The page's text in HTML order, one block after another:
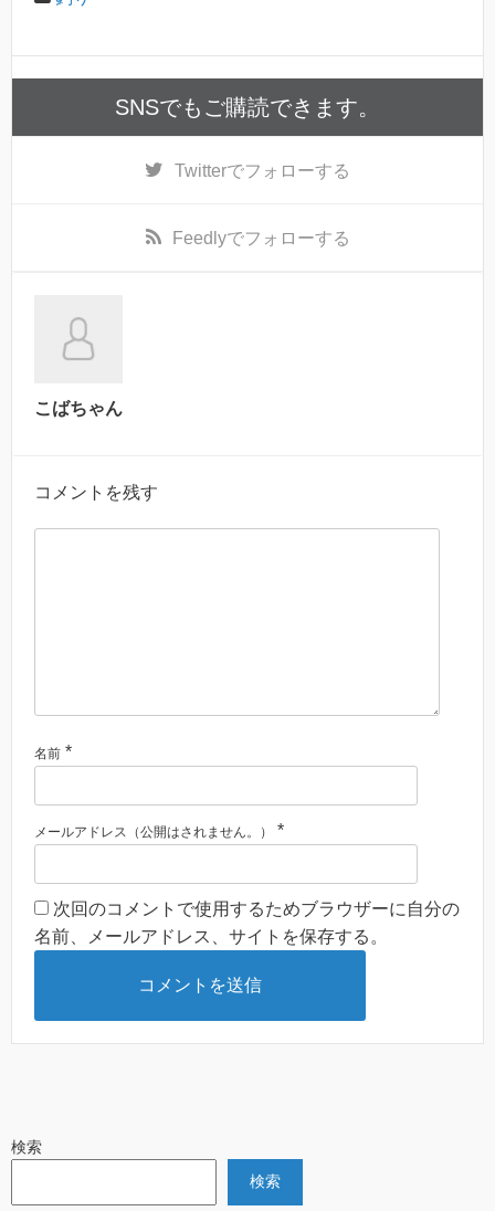
SNSでもご購読できます。
Twitterでフォローする
Feedlyでフォローする
こばちゃん
コメントを残す
名前 *
メールアドレス（公開はされません。） *
次回のコメントで使用するためブラウザーに自分の
名前、メールアドレス、サイトを保存する。
検索
検索